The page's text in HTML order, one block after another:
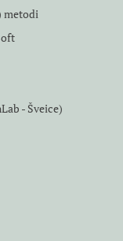
metodi
- Šveice)